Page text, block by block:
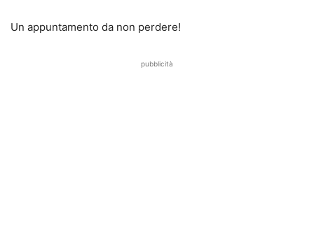
Un appuntamento da non perdere!
pubblicità